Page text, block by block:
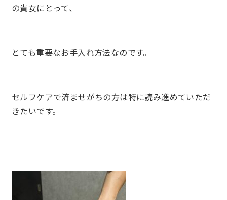
の貴女にとって、
とても重要なお手入れ方法なのです。
セルフケアで済ませがちの方は特に読み進めていただ
きたいです。